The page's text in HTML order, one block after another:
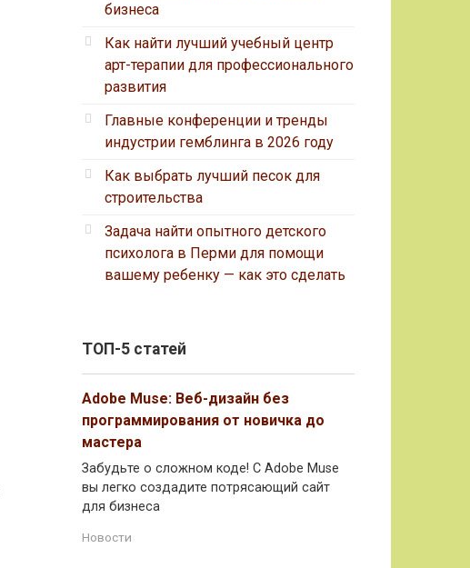
бизнеса
Как найти лучший учебный центр
арт-терапии для профессионального
развития
Главные конференции и тренды
индустрии гемблинга в 2026 году
Как выбрать лучший песок для
строительства
Задача найти опытного детского
психолога в Перми для помощи
вашему ребенку — как это сделать
ТОП-5 статей
Adobe Muse: Веб-дизайн без
программирования от новичка до
мастера
Забудьте о сложном коде! С Adobe Muse
вы легко создадите потрясающий сайт
для бизнеса
Новости